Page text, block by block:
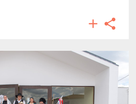
 